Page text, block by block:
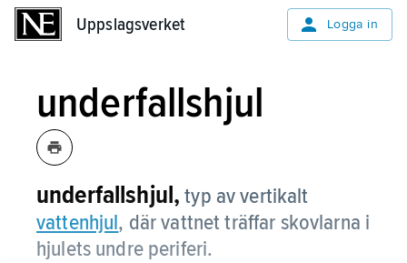
Uppslagsverket Logga in
underfallshjul
underfallshjul, typ av vertikalt
vattenhjul, där vattnet träffar skovlarna i
hjulets undre periferi.